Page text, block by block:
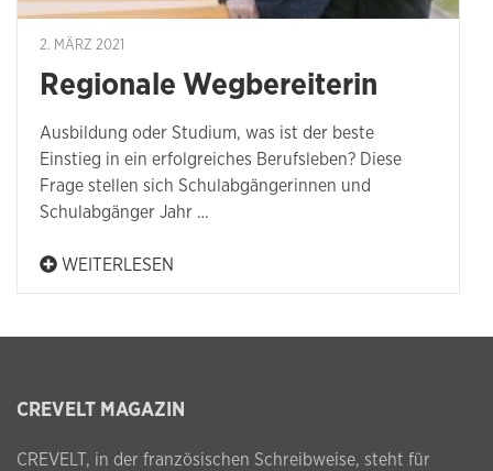
2. MÄRZ 2021
Regionale Wegbereiterin
Ausbildung oder Studium, was ist der beste
Einstieg in ein erfolgreiches Berufsleben? Diese
Frage stellen sich Schulabgängerinnen und
Schulabgänger Jahr …
WEITERLESEN
CREVELT MAGAZIN
CREVELT, in der französischen Schreibweise, steht für